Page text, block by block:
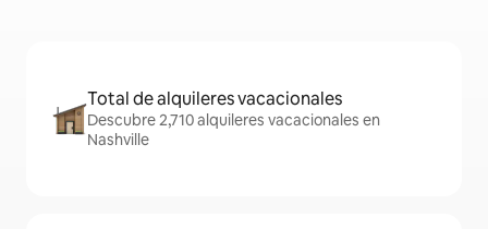
Total de alquileres vacacionales
Descubre 2,710 alquileres vacacionales en
Nashville